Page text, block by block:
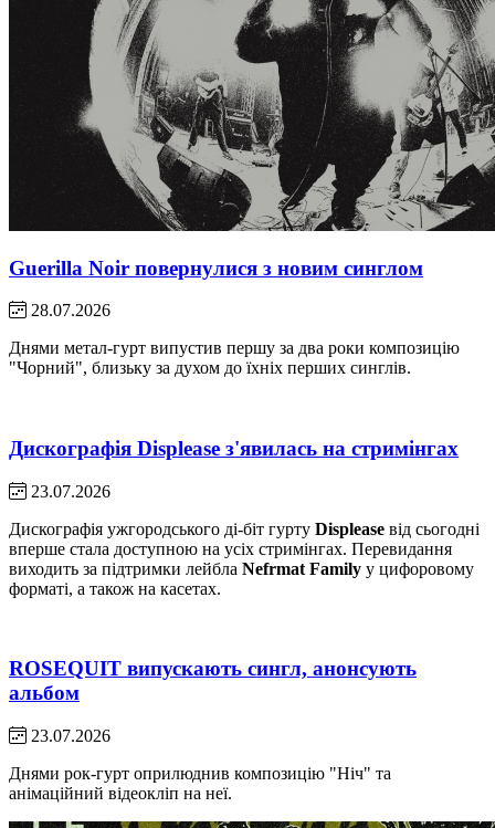
Guerilla Noir повернулися з новим синглом
28.07.2026
Днями метал-гурт випустив першу за два роки композицію
"Чорний", близьку за духом до їхніх перших синглів.
Дискографія Displease з'явилась на стримінгах
23.07.2026
Дискографія ужгородського ді-біт гурту Displease від сьогодні
вперше стала доступною на усіх стримінгах. Перевидання
виходить за підтримки лейбла Nefrmat Family у цифоровому
форматі, а також на касетах.
ROSEQUIT випускають сингл, анонсують
альбом
23.07.2026
Днями рок-гурт оприлюднив композицію "Ніч" та
анімаційний відеокліп на неї.